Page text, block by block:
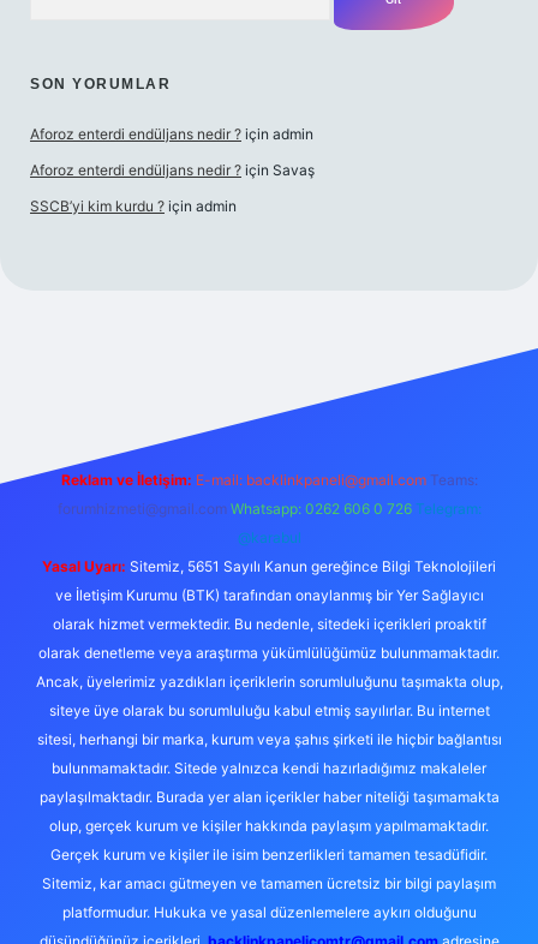
SON YORUMLAR
Aforoz enterdi endüljans nedir ? için admin
Aforoz enterdi endüljans nedir ? için Savaş
SSCB’yi kim kurdu ? için admin
Reklam ve İletişim: E-mail: backlinkpaneli@gmail.com Teams:
forumhizmeti@gmail.com Whatsapp: 0262 606 0 726 Telegram:
@karabul
Yasal Uyarı: Sitemiz, 5651 Sayılı Kanun gereğince Bilgi Teknolojileri
ve İletişim Kurumu (BTK) tarafından onaylanmış bir Yer Sağlayıcı
olarak hizmet vermektedir. Bu nedenle, sitedeki içerikleri proaktif
olarak denetleme veya araştırma yükümlülüğümüz bulunmamaktadır.
Ancak, üyelerimiz yazdıkları içeriklerin sorumluluğunu taşımakta olup,
siteye üye olarak bu sorumluluğu kabul etmiş sayılırlar. Bu internet
sitesi, herhangi bir marka, kurum veya şahıs şirketi ile hiçbir bağlantısı
bulunmamaktadır. Sitede yalnızca kendi hazırladığımız makaleler
paylaşılmaktadır. Burada yer alan içerikler haber niteliği taşımamakta
olup, gerçek kurum ve kişiler hakkında paylaşım yapılmamaktadır.
Gerçek kurum ve kişiler ile isim benzerlikleri tamamen tesadüfidir.
Sitemiz, kar amacı gütmeyen ve tamamen ücretsiz bir bilgi paylaşım
platformudur. Hukuka ve yasal düzenlemelere aykırı olduğunu